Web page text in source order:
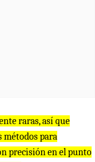
raras, así que
para
precisión en el punto